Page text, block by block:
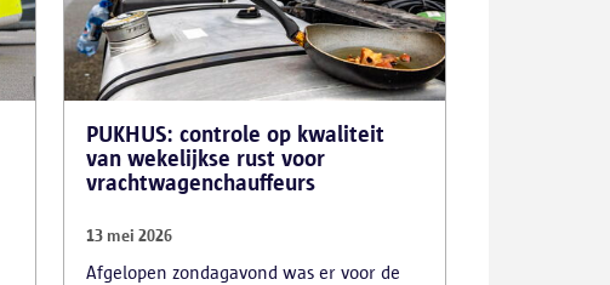
PUKHUS: controle op kwaliteit
van wekelijkse rust voor
vrachtwagenchauffeurs
13 mei 2026
Afgelopen zondagavond was er voor de